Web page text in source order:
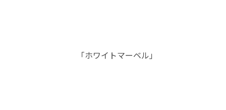
「ホワイトマーベル」